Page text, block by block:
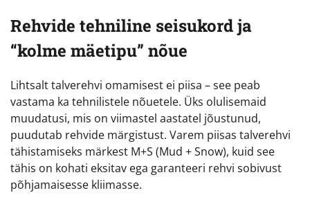
Rehvide tehniline seisukord ja
“kolme mäetipu” nõue
Lihtsalt talverehvi omamisest ei piisa – see peab
vastama ka tehnilistele nõuetele. Üks olulisemaid
muudatusi, mis on viimastel aastatel jõustunud,
puudutab rehvide märgistust. Varem piisas talverehvi
tähistamiseks märkest M+S (Mud + Snow), kuid see
tähis on kohati eksitav ega garanteeri rehvi sobivust
põhjamaisesse kliimasse.